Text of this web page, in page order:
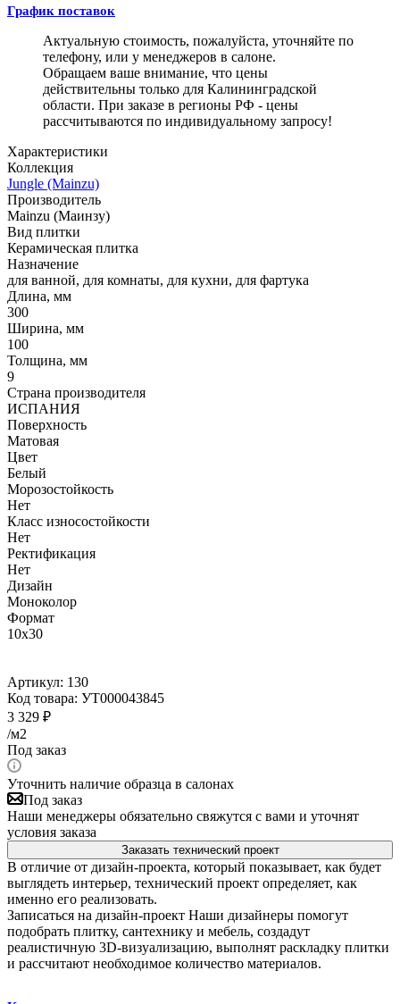
График поставок
Актуальную стоимость, пожалуйста, уточняйте по
телефону, или у менеджеров в салоне.
Обращаем ваше внимание, что цены
действительны только для Калининградской
области. При заказе в регионы РФ - цены
рассчитываются по индивидуальному запросу!
Характеристики
Коллекция
Jungle (Mainzu)
Производитель
Mainzu (Маинзу)
Вид плитки
Керамическая плитка
Назначение
для ванной, для комнаты, для кухни, для фартука
Длина, мм
300
Ширина, мм
100
Толщина, мм
9
Страна производителя
ИСПАНИЯ
Поверхность
Матовая
Цвет
Белый
Морозостойкость
Нет
Класс износостойкости
Нет
Ректификация
Нет
Дизайн
Моноколор
Формат
10x30
Артикул: 130
Код товара: УТ000043845
3 329 ₽
/м2
Под заказ
Уточнить наличие образца в салонах
Под заказ
Наши менеджеры обязательно свяжутся с вами и уточнят
условия заказа
Заказать технический проект
В отличие от дизайн-проекта, который показывает, как будет
выглядеть интерьер, технический проект определяет, как
именно его реализовать.
Записаться на дизайн-проект Наши дизайнеры помогут
подобрать плитку, сантехнику и мебель, создадут
реалистичную 3D-визуализацию, выполнят раскладку плитки
и рассчитают необходимое количество материалов.